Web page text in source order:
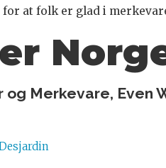
at folk er glad i
og Merkevare, Even